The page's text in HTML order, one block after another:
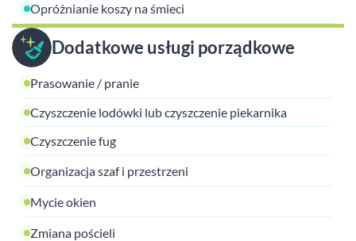
Opróżnianie koszy na śmieci
Dodatkowe usługi porządkowe
Prasowanie / pranie
Czyszczenie lodówki lub czyszczenie piekarnika
Czyszczenie fug
Organizacja szaf i przestrzeni
Mycie okien
Zmiana pościeli